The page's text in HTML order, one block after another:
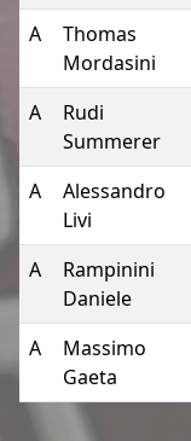
A
Thomas
Mordasini
A
Rudi
Summerer
A
Alessandro
Livi
A
Rampinini
Daniele
A
Massimo
Gaeta